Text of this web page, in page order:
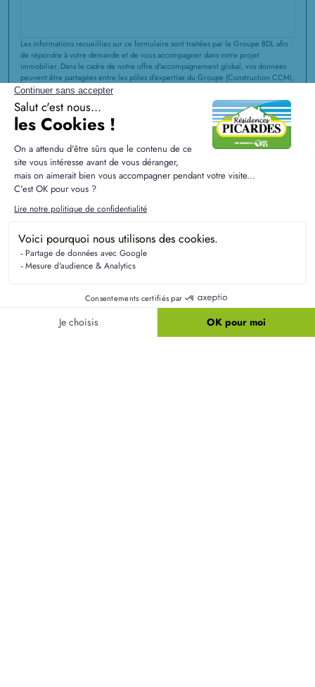
Les informations recueillies sur ce formulaire sont traitées par le Groupe BDL afin
de répondre à votre demande et de vous accompagner dans votre projet
immobilier. Dans le cadre de notre offre d'accompagnement global, vos données
peuvent être partagées entre les pôles d'expertise du Groupe (Construction CCMI,
Rénovation, Extension, Aménagements Intérieurs et Extérieurs, Agence
immobilière) pour vous proposer des solutions adaptées à l'évolution de votre
projet. Vous disposez d'un droit d'accès, de rectification et d'effacement de vos
données ou exercer votre droit à la limitation du traitement de vos données. Vous
pouvez égalementvous opposer au partage de vos informations au sein du
Groupeà des fins de prospection à tout moment. Vous pouvez exercer ces droits
et pour toute question sur le traitement de vos données, vous pouvez nous
contacter en écrivant à service communication@groupebdl.fr. Si vous estimez,
après nous avoir contactés, que vos droits « informatique et libertés » ne sont pas
respectés, vous pouvez adresser une réclamation à la Cnil. Pour en savoir plus sur
Confidentialité.
Confidentialité du Groupe BDL.
ENVOYER MA DEMANDE
protection par reCAPTCHA Confidentialité - Conditions